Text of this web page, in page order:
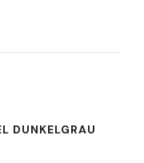
DUNKELGRAU